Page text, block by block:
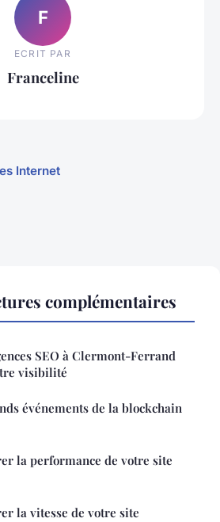
F
ECRIT PAR
Franceline
Internet
complémentaires
SEO à Clermont-Ferrand
visibilité
événements de la blockchain
la performance de votre site
la vitesse de votre site